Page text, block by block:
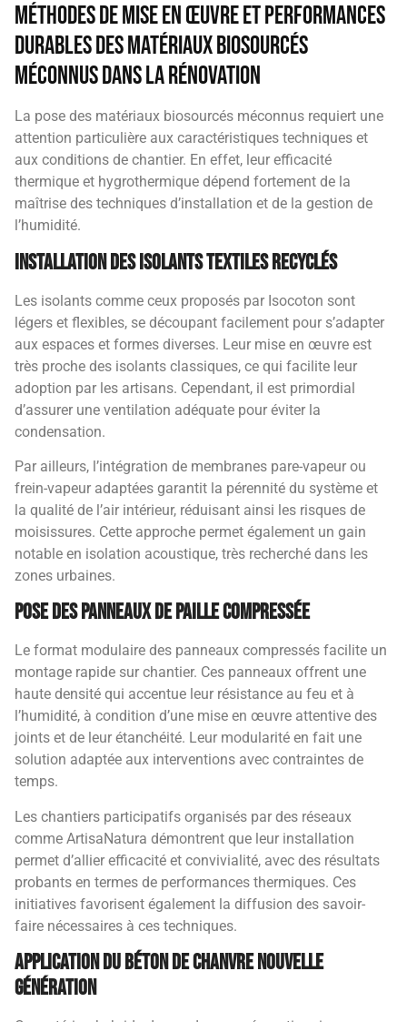
Méthodes de mise en œuvre et performances
durables des matériaux biosourcés
méconnus dans la rénovation
La pose des matériaux biosourcés méconnus requiert une
attention particulière aux caractéristiques techniques et
aux conditions de chantier. En effet, leur efficacité
thermique et hygrothermique dépend fortement de la
maîtrise des techniques d’installation et de la gestion de
l’humidité.
Installation des isolants textiles recyclés
Les isolants comme ceux proposés par Isocoton sont
légers et flexibles, se découpant facilement pour s’adapter
aux espaces et formes diverses. Leur mise en œuvre est
très proche des isolants classiques, ce qui facilite leur
adoption par les artisans. Cependant, il est primordial
d’assurer une ventilation adéquate pour éviter la
condensation.
Par ailleurs, l’intégration de membranes pare-vapeur ou
frein-vapeur adaptées garantit la pérennité du système et
la qualité de l’air intérieur, réduisant ainsi les risques de
moisissures. Cette approche permet également un gain
notable en isolation acoustique, très recherché dans les
zones urbaines.
Pose des panneaux de paille compressée
Le format modulaire des panneaux compressés facilite un
montage rapide sur chantier. Ces panneaux offrent une
haute densité qui accentue leur résistance au feu et à
l’humidité, à condition d’une mise en œuvre attentive des
joints et de leur étanchéité. Leur modularité en fait une
solution adaptée aux interventions avec contraintes de
temps.
Les chantiers participatifs organisés par des réseaux
comme ArtisaNatura démontrent que leur installation
permet d’allier efficacité et convivialité, avec des résultats
probants en termes de performances thermiques. Ces
initiatives favorisent également la diffusion des savoir-
faire nécessaires à ces techniques.
Application du béton de chanvre nouvelle
génération